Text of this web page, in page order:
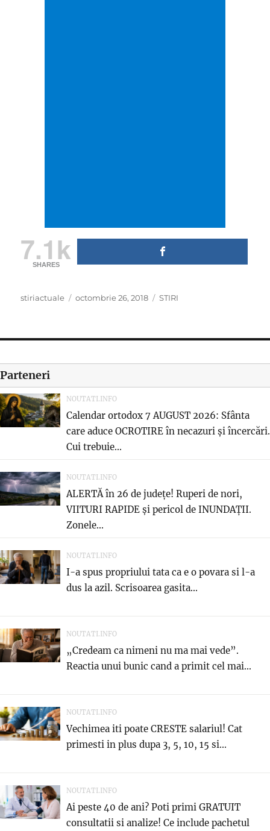
7.1k
SHARES
Author
stiriactuale
Posted
octombrie 26, 2018 Categories
STIRI
Parteneri
NOUTATI.INFO
Calendar ortodox 7 AUGUST 2026: Sfânta
care aduce OCROTIRE în necazuri și încercări.
Cui trebuie...
NOUTATI.INFO
ALERTĂ în 26 de județe! Ruperi de nori,
VIITURI RAPIDE și pericol de INUNDAȚII.
Zonele...
NOUTATI.INFO
I-a spus propriului tata ca e o povara si l-a
dus la azil. Scrisoarea gasita...
NOUTATI.INFO
„Credeam ca nimeni nu ma mai vede”.
Reactia unui bunic cand a primit cel mai...
NOUTATI.INFO
Vechimea iti poate CRESTE salariul! Cat
primesti in plus dupa 3, 5, 10, 15 si...
NOUTATI.INFO
Ai peste 40 de ani? Poti primi GRATUIT
consultatii si analize! Ce include pachetul